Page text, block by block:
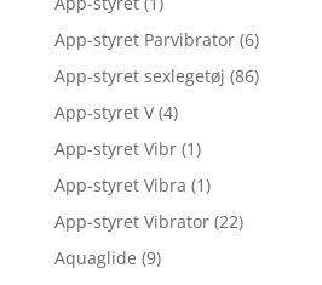
App-styret Parvibrator (6)
App-styret sexlegetøj (86)
App-styret V (4)
App-styret Vibr (1)
App-styret Vibra (1)
App-styret Vibrator (22)
Aquaglide (9)